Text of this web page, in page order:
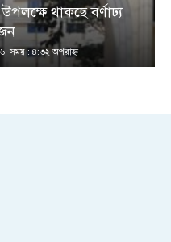
থাকছে বর্ণাঢ্য
সময় : ৪:৩২ অপরাহ্ণ